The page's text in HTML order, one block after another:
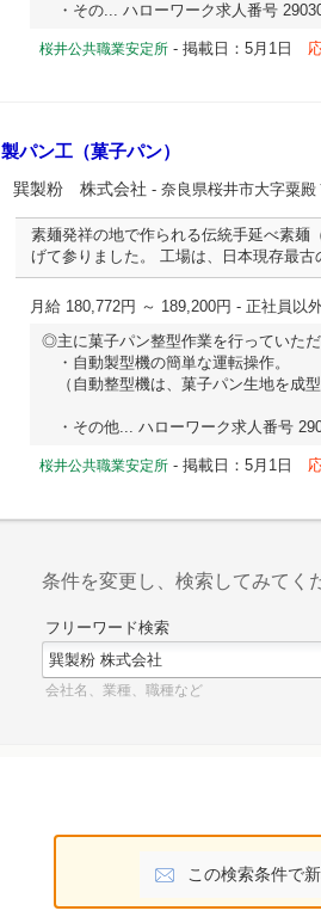
・その... ハローワーク求人番号
桜井公共職業安定所 - 掲載日：5月1日
製パン工（菓子パン）
巽製粉 株式会社 - 奈良県桜井市大字粟殿
素麺発祥の地で作られる伝統手延べ素麺
げて参りました。 工場は、日本現存最古
月給 180,772円 ～ 189,200円 - 正社員以
◎主に菓子パン整型作業を行っていた
・自動製型機の簡単な運転操作。
（自動整型機は、菓子パン生地を成型
・その他... ハローワーク求人番号
桜井公共職業安定所 - 掲載日：5月1日
条件を変更し、検索してみてく
フリーワード検索
会社名、業種、職種など
この検索条件で